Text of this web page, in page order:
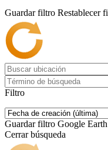
Guardar filtro Restablecer
Filtro
Guardar filtro Google Earth
Cerrar búsqueda